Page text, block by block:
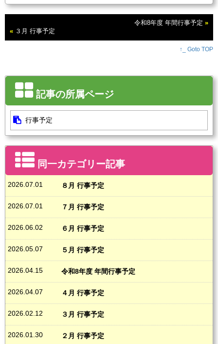
令和8年度 年間行事予定 »
« ３月 行事予定
↑_ Goto TOP
記事の所属ページ
行事予定
同一カテゴリー記事
2026.07.01 ８月 行事予定
2026.07.01 ７月 行事予定
2026.06.02 ６月 行事予定
2026.05.07 ５月 行事予定
2026.04.15 令和8年度 年間行事予定
2026.04.07 ４月 行事予定
2026.02.12 ３月 行事予定
2026.01.30 ２月 行事予定